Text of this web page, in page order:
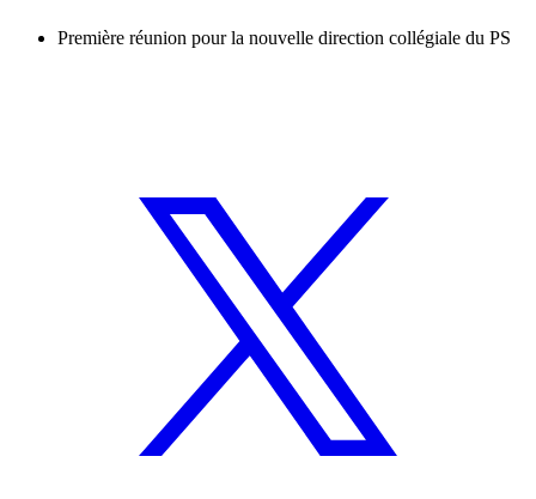
Première réunion pour la nouvelle direction collégiale du PS